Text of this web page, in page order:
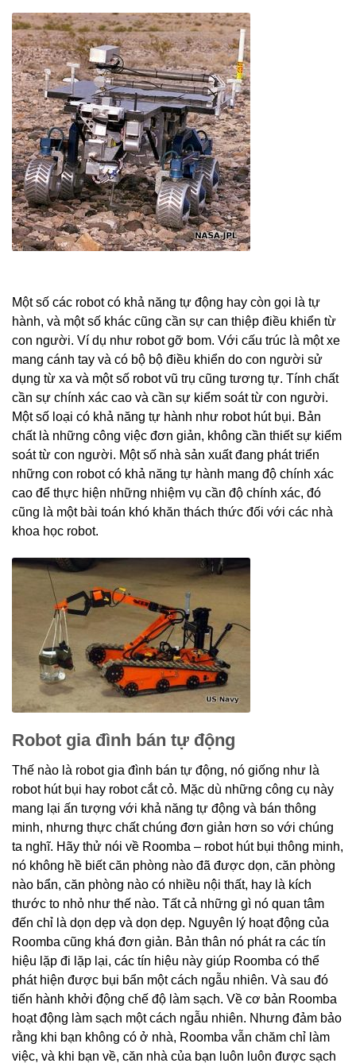
Một số các robot có khả năng tự động hay còn gọi là tự
hành, và một số khác cũng cần sự can thiệp điều khiển từ
con người. Ví dụ như robot gỡ bom. Với cấu trúc là một xe
mang cánh tay và có bộ bộ điều khiển do con người sử
dụng từ xa và một số robot vũ trụ cũng tương tự. Tính chất
cần sự chính xác cao và cần sự kiểm soát từ con người.
Một số loại có khả năng tự hành như robot hút bụi. Bản
chất là những công việc đơn giản, không cần thiết sự kiểm
soát từ con người. Một số nhà sản xuất đang phát triển
những con robot có khả năng tự hành mang độ chính xác
cao để thực hiện những nhiệm vụ cần độ chính xác, đó
cũng là một bài toán khó khăn thách thức đối với các nhà
khoa học robot.
Robot gia đình bán tự động
Thế nào là robot gia đình bán tự động, nó giống như là
robot hút bụi hay robot cắt cỏ. Mặc dù những công cụ này
mang lại ấn tượng với khả năng tự động và bán thông
minh, nhưng thực chất chúng đơn giản hơn so với chúng
ta nghĩ. Hãy thử nói về Roomba – robot hút bụi thông minh,
nó không hề biết căn phòng nào đã được dọn, căn phòng
nào bẩn, căn phòng nào có nhiều nội thất, hay là kích
thước to nhỏ như thế nào. Tất cả những gì nó quan tâm
đến chỉ là dọn dẹp và dọn dẹp. Nguyên lý hoạt động của
Roomba cũng khá đơn giản. Bản thân nó phát ra các tín
hiệu lặp đi lặp lại, các tín hiệu này giúp Roomba có thể
phát hiện được bụi bẩn một cách ngẫu nhiên. Và sau đó
tiến hành khởi động chế độ làm sạch. Về cơ bản Roomba
hoạt động làm sạch một cách ngẫu nhiên. Nhưng đảm bảo
rằng khi bạn không có ở nhà, Roomba vẫn chăm chỉ làm
việc, và khi bạn về, căn nhà của bạn luôn luôn được sạch